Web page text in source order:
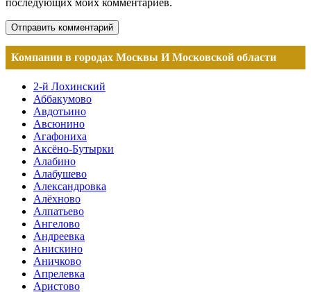
последующих моих комментариев.
Компании в городах Москвы И Московской области
2-й Лохинский
Аббакумово
Авдотьино
Авсюнино
Агафониха
Аксёно-Бутырки
Алабино
Алабушево
Александровка
Алёхново
Алпатьево
Ангелово
Андреевка
Анискино
Аничково
Апрелевка
Аристово